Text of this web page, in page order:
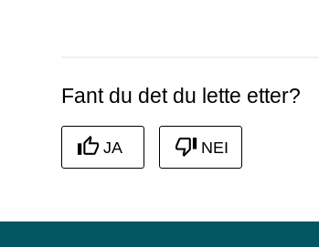
Fant du det du lette etter?
JA NEI